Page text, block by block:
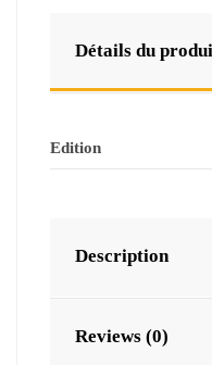
Détails du
Edition
Description
Reviews (0)